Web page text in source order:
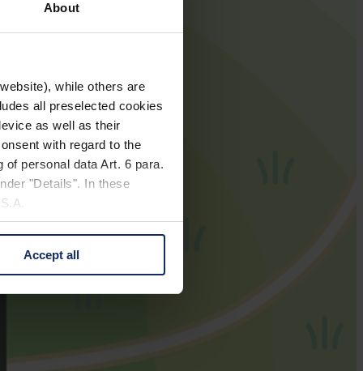
About
while others are
all preselected cookies
as well as their
with regard to the
personal data Art. 6 para.
"Details". In these
your mind by clicking
Accept all